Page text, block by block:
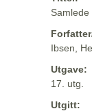
Ibsen,
Utgave:
17. utg.
Utgitt: